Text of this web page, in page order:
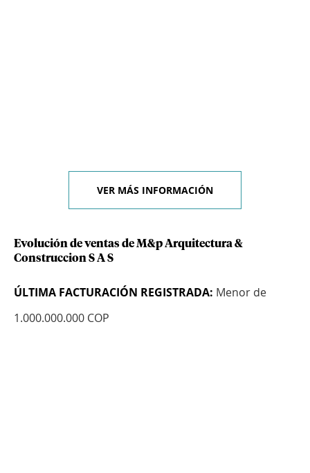
VER MÁS INFORMACIÓN
Evolución de ventas de M&p Arquitectura &
Construccion S A S
ÚLTIMA FACTURACIÓN REGISTRADA: Menor de
1.000.000.000 COP